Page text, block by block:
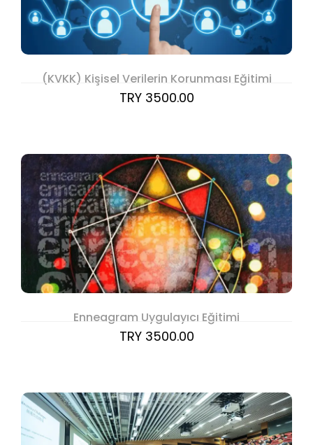
(KVKK) Kişisel Verilerin Korunması Eğitimi
TRY 3500.00
Enneagram Uygulayıcı Eğitimi
TRY 3500.00